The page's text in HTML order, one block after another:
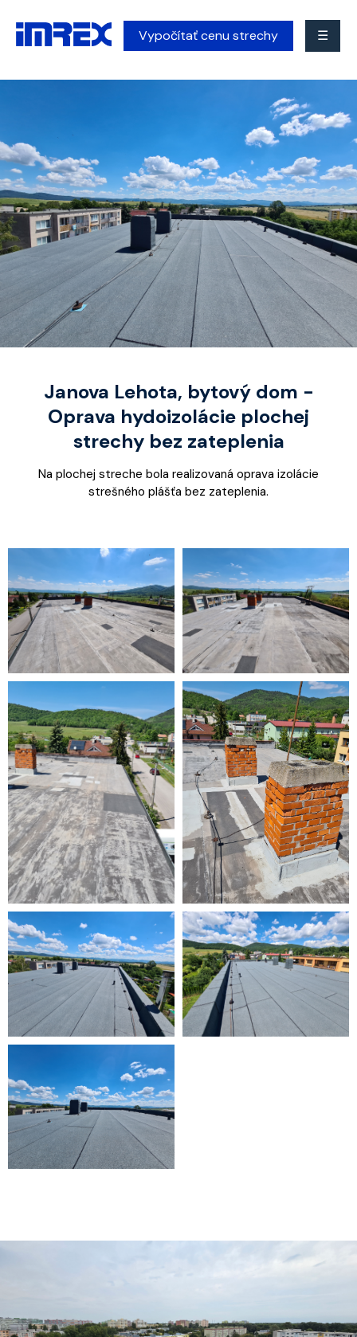
Vypočítať cenu strechy ☰
Janova Lehota, bytový dom -
Oprava hydoizolácie plochej
strechy bez zateplenia
Na plochej streche bola realizovaná oprava izolácie
strešného plášťa bez zateplenia.